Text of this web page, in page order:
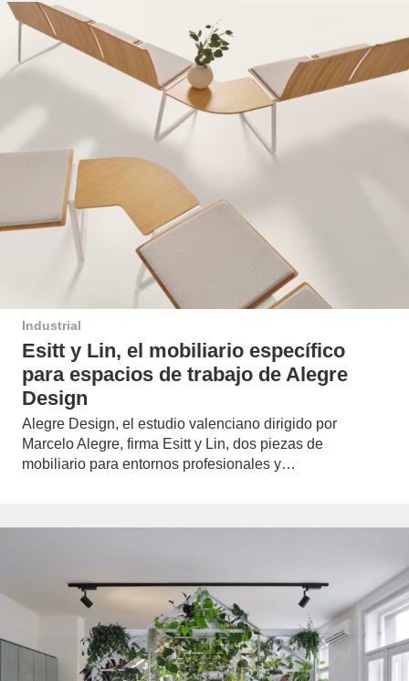
Industrial
Esitt y Lin, el mobiliario específico
para espacios de trabajo de Alegre
Design
Alegre Design, el estudio valenciano dirigido por
Marcelo Alegre, firma Esitt y Lin, dos piezas de
mobiliario para entornos profesionales y…